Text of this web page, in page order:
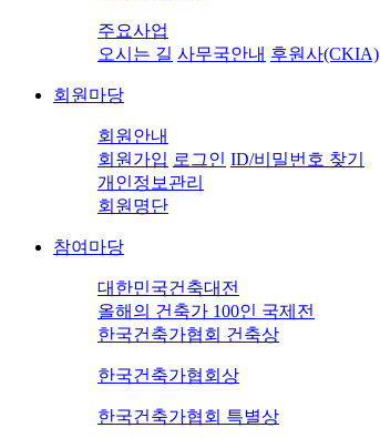
주요사업
오시는 길 사무국안내 후원사(CKIA)
회원마당
회원안내
회원가입 로그인 ID/비밀번호 찾기
개인정보관리
회원명단
참여마당
대한민국건축대전
올해의 건축가 100인 국제전
한국건축가협회 건축상
한국건축가협회상
한국건축가협회 특별상